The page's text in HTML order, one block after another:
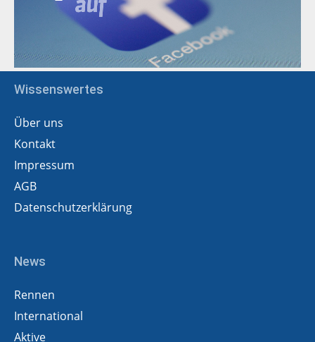
Wissenswertes
Über uns
Kontakt
Impressum
AGB
Datenschutzerklärung
News
Rennen
International
Aktive